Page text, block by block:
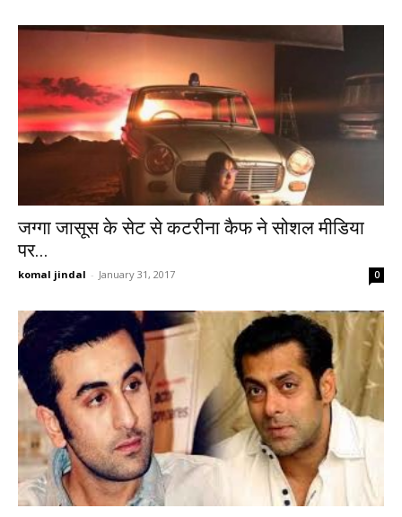
जग्गा जासूस के सेट से कटरीना कैफ ने सोशल मीडिया
पर...
komal jindal - January 31, 2017 0